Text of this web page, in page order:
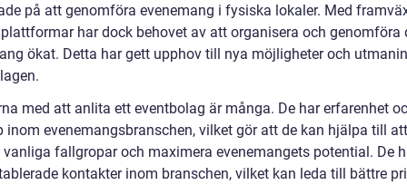
på att genomföra evenemang i fysiska lokaler. Med
har dock behovet av att organisera och genomföra
ökat. Detta har gett upphov till nya möjligheter och
med att anlita ett eventbolag är många. De har erfarenhet
inom evenemangsbranschen, vilket gör att de kan hjälpa till att
fallgropar och maximera evenemangets potential. De
kontakter inom branschen, vilket kan leda till bättre